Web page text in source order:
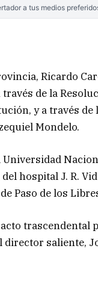
a tus medios
Ricardo
de la
y a través
Mondelo.
hospital J. R.
Paso de los
director saliente,